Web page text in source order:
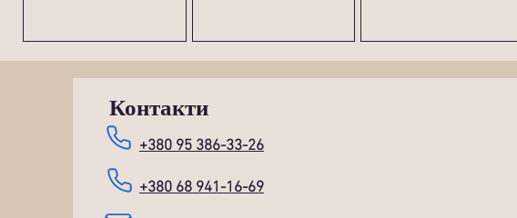
Контакти
+380 95 386-33-26
+380 68 941-16-69